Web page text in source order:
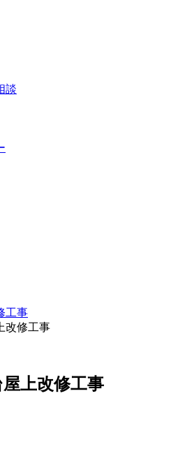
談
工事
改修工事
上改修工事